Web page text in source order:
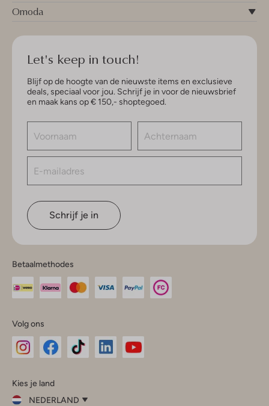
Omoda
Let's keep in touch!
Blijf op de hoogte van de nieuwste items en exclusieve
deals, speciaal voor jou. Schrijf je in voor de nieuwsbrief
en maak kans op € 150,- shoptegoed.
Schrijf je in
Betaalmethodes
Volg ons
InstagramFacebook
Kies je land
NEDERLAND